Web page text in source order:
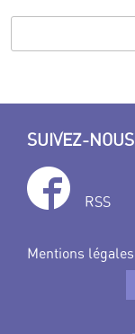
SUIVEZ-NOUS
RSS
Mentions légales